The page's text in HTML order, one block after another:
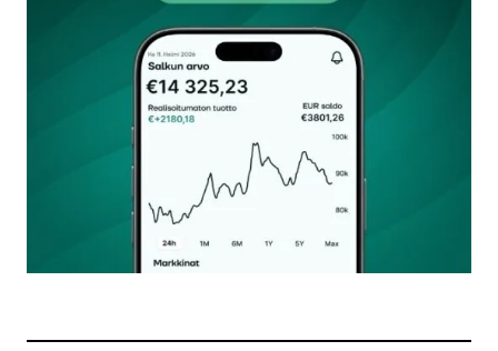
Kommentti*
Nimesi tai nimimerkkisi
Sähköpostiosoitteesi
Tilaa SalkunRakentajan uutiskirje